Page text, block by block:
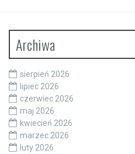
Archiwa
sierpień 2026
lipiec 2026
czerwiec 2026
maj 2026
kwiecień 2026
marzec 2026
luty 2026